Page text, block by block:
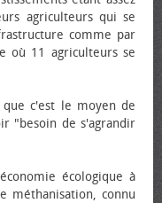
agriculteurs qui se
comme par
où 11 agriculteurs se
c'est le moyen de
"besoin de s'agrandir
écologique à
méthanisation, connu